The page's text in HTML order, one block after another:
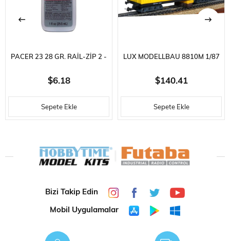
PACER 23 28 GR. RAIL-ZIP 2 -
RAY TEMIZLEME SOLÜSYONU
$6.18
Sepete Ekle
LUX MODELLBAU 8810M 1/87
ÖLÇEK, H0-VAKUMLU RAY
TEMIZLEME WAGONU-A.C. AN
$140.41
Sepete Ekle
Bizi Takip Edin
Mobil Uygulamalar